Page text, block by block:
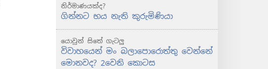
නිර්මාණයක්ද?
ගින්නට භය නැති කුරුමිණියා
යොවුන් සිතේ ගැටලු
විවාහයෙන් මං බලාපොරොත්තු වෙන්නේ
මොනවද? 2වෙනි කොටස